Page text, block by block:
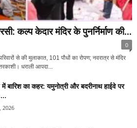
कल्प केदार मंदिर के पुनर्निर्माण की...
0
से की मुलाकात, 101 पौधों का रोपण; नवरात्र से मंदिर
धराली आपदा...
बारिश का कहर: यमुनोत्री और बदरीनाथ हाईवे पर
2026